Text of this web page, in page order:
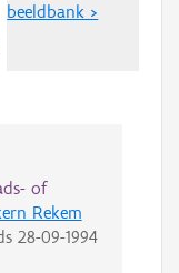
beeldbank >
of
Rekem
28-09-1994